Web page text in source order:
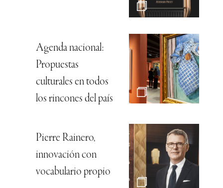
Agenda nacional:
Propuestas
culturales en todos
los rincones del país
Pierre Rainero,
innovación con
vocabulario propio